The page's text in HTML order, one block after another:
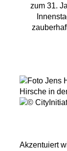
zum 31.
Akzentuiert